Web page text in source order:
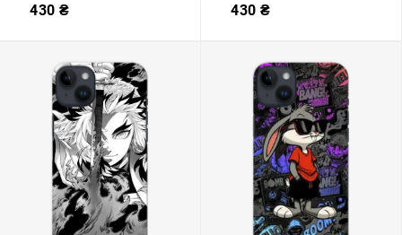
430 ₴ 430 ₴